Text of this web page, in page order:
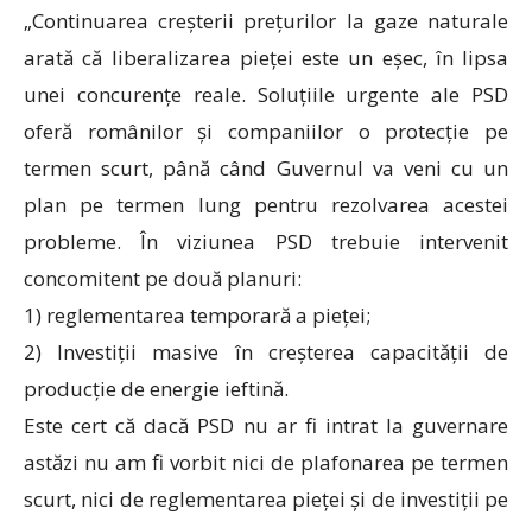
„Continuarea creșterii prețurilor la gaze naturale
arată că liberalizarea pieței este un eșec, în lipsa
unei concurențe reale. Soluțiile urgente ale PSD
oferă românilor și companiilor o protecție pe
termen scurt, până când Guvernul va veni cu un
plan pe termen lung pentru rezolvarea acestei
probleme. În viziunea PSD trebuie intervenit
concomitent pe două planuri:
1) reglementarea temporară a pieței;
2) Investiții masive în creșterea capacității de
producție de energie ieftină.
Este cert că dacă PSD nu ar fi intrat la guvernare
astăzi nu am fi vorbit nici de plafonarea pe termen
scurt, nici de reglementarea pieței și de investiții pe